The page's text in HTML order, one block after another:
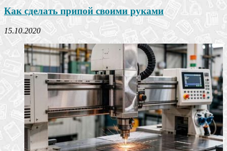
Как сделать припой своими руками
15.10.2020